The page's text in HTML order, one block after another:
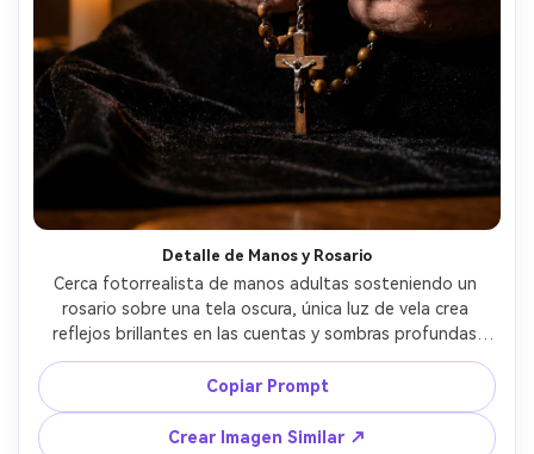
Detalle de Manos y Rosario
Cerca fotorrealista de manos adultas sosteniendo un
rosario sobre una tela oscura, única luz de vela crea
reflejos brillantes en las cuentas y sombras profundas
entre los dedos, sensación de bodegón de claroscuro
alto contraste, tomada con Canon R6 100mm macro,
poca profundidad de campo, textura nítida, gradación
cálida, fondo mínimo --ar 4:5
Copiar Prompt
Crear Imagen Similar ↗